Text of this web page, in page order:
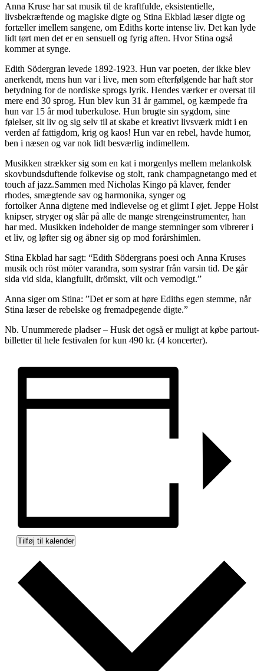
Anna Kruse har sat musik til de kraftfulde, eksistentielle,
livsbekræftende og magiske digte og Stina Ekblad læser digte og
fortæller imellem sangene, om Ediths korte intense liv. Det kan lyde
lidt tørt men det er en sensuell og fyrig aften. Hvor Stina også
kommer at synge.
Edith Södergran levede 1892-1923. Hun var poeten, der ikke blev
anerkendt, mens hun var i live, men som efterfølgende har haft stor
betydning for de nordiske sprogs lyrik. Hendes værker er oversat til
mere end 30 sprog. Hun blev kun 31 år gammel, og kæmpede fra
hun var 15 år mod tuberkulose. Hun brugte sin sygdom, sine
følelser, sit liv og sig selv til at skabe et kreativt livsværk midt i en
verden af fattigdom, krig og kaos! Hun var en rebel, havde humor,
ben i næsen og var nok lidt besværlig indimellem.
Musikken strækker sig som en kat i morgenlys mellem melankolsk
skovbundsduftende folkevise og stolt, rank champagnetango med et
touch af jazz.Sammen med Nicholas Kingo på klaver, fender
rhodes, smægtende sav og harmonika, synger og
fortolker Anna digtene med indlevelse og et glimt I øjet. Jeppe Holst
knipser, stryger og slår på alle de mange strengeinstrumenter, han
har med. Musikken indeholder de mange stemninger som vibrerer i
et liv, og løfter sig og åbner sig op mod forårshimlen.
Stina Ekblad har sagt: “Edith Södergrans poesi och Anna Kruses
musik och röst möter varandra, som systrar från varsin tid. De går
sida vid sida, klangfullt, drömskt, vilt och vemodigt.”
Anna siger om Stina: ”Det er som at høre Ediths egen stemme, når
Stina læser de rebelske og fremadpegende digte.”
Nb. Unummerede pladser – Husk det også er muligt at købe partout-
billetter til hele festivalen for kun 490 kr. (4 koncerter).
Tilføj til kalender